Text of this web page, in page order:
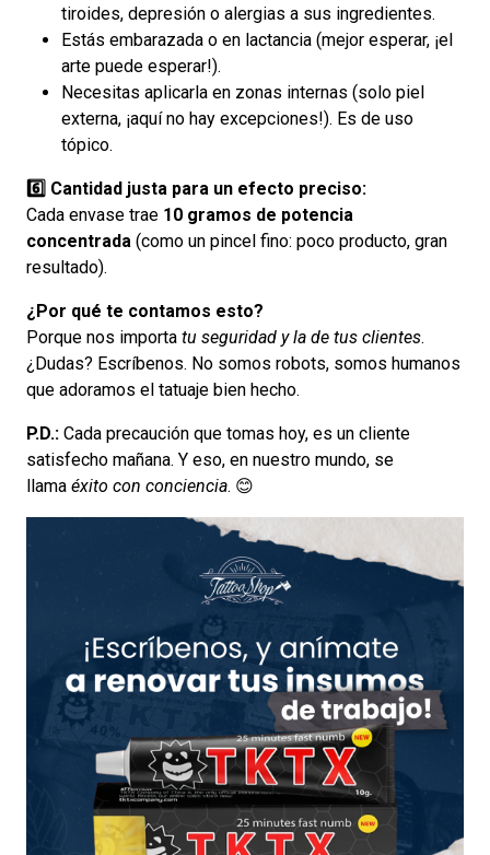
tiroides, depresión o alergias a sus ingredientes.
Estás embarazada o en lactancia (mejor esperar, ¡el
arte puede esperar!).
Necesitas aplicarla en zonas internas (solo piel
externa, ¡aquí no hay excepciones!). Es de uso
tópico.
6️⃣ Cantidad justa para un efecto preciso:
Cada envase trae 10 gramos de potencia
concentrada (como un pincel fino: poco producto, gran
resultado).
¿Por qué te contamos esto?
Porque nos importa tu seguridad y la de tus clientes.
¿Dudas? Escríbenos. No somos robots, somos humanos
que adoramos el tatuaje bien hecho.
P.D.: Cada precaución que tomas hoy, es un cliente
satisfecho mañana. Y eso, en nuestro mundo, se
llama éxito con conciencia. 😊